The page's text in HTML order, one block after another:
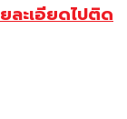
ละเอียดไปติด